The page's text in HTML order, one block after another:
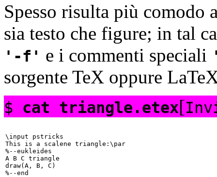
Spesso risulta più comodo
sia testo che figure; in tal
-f
e i commenti speciali
sorgente TeX oppure
$ cat triangle.etex[
\input pstricks
This is a scalene triangle:\par
%--eukleides
A B C triangle
draw(A, B, C)
%--end